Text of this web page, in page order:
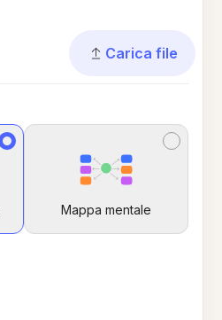
Carica file
Mappa mentale